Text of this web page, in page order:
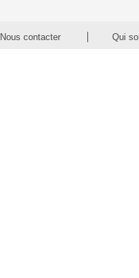
Nous contacter Qui